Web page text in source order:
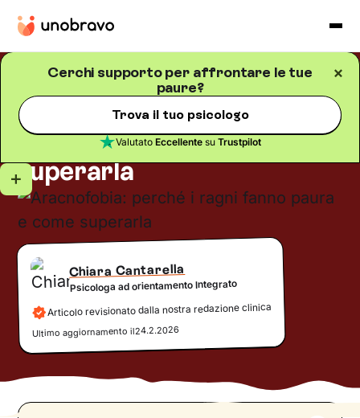
Cerchi supporto per affrontare le tue
paure?
Trova il tuo psicologo
Valutato Eccellentesu Trustpilot
minuti di lettura
Aracnofobia: perché i
ragni fanno paura e come
superarla
Chiara Cantarella
Psicologa ad orientamento Integrato
Articolo revisionato dalla nostra redazione clinica
Ultimo aggiornamento il24.2.2026